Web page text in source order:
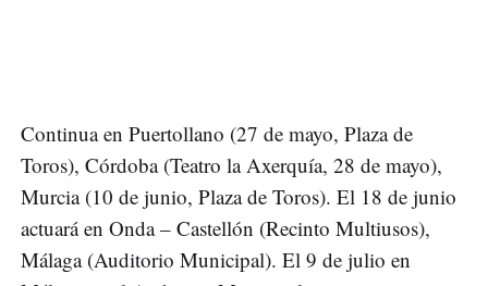
Continua en Puertollano (27 de mayo, Plaza de
Toros), Córdoba (Teatro la Axerquía, 28 de mayo),
Murcia (10 de junio, Plaza de Toros). El 18 de junio
actuará en Onda – Castellón (Recinto Multiusos),
Málaga (Auditorio Municipal). El 9 de julio en